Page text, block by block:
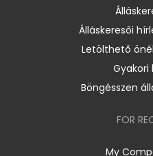
Álláskeresői
Letölthető
Gyakori
Böngésszen
FOR
My